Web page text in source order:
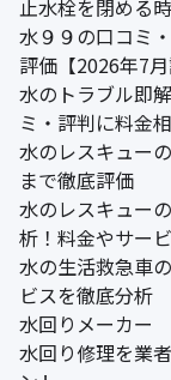
止水栓を閉める
水９９の口コミ
評価【2026年7月
水のトラブル即
ミ・評判に料金
水のレスキュー
まで徹底評価
水のレスキュー
析！料金やサー
水の生活救急車
ビスを徹底分析
水回りメーカー
水回り修理を業